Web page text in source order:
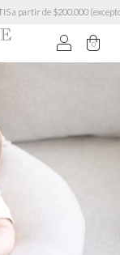
de $200.000 (excepto
0